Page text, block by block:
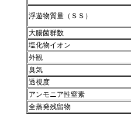
浮遊物質量（ＳＳ）
大腸菌群数
塩化物イオン
外観
臭気
透視度
アンモニア性窒素
全蒸発残留物